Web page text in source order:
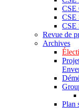
CSE
CSE
CSE
Revue de
Archives
Plan